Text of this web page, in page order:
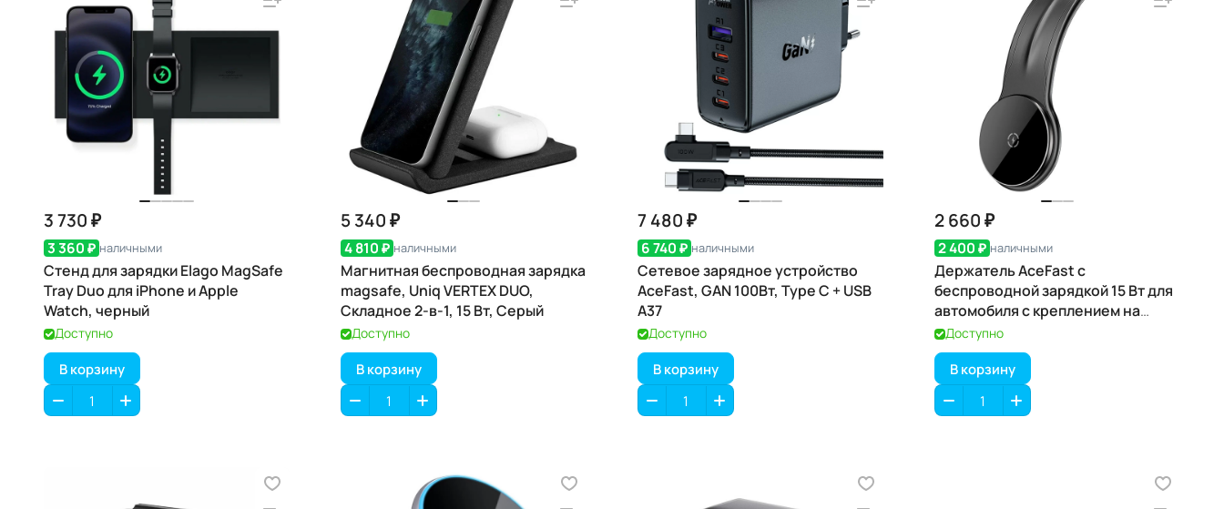
3 730 ₽
3 360 ₽ наличными
Стенд для зарядки Elago MagSafe
Tray Duo для iPhone и Apple
Watch, черный
Доступно
В корзину
5 340 ₽
4 810 ₽ наличными
Магнитная беспроводная зарядка
magsafe, Uniq VERTEX DUO,
Складное 2-в-1, 15 Вт, Серый
Доступно
В корзину
7 480 ₽
6 740 ₽ наличными
Сетевое зарядное устройство
AceFast, GAN 100Вт, Type C + USB
A37
Доступно
В корзину
2 660 ₽
2 400 ₽ наличными
Держатель AceFast с
беспроводной зарядкой 15 Вт для
автомобиля с креплением на
липучке D21
Доступно
В корзину